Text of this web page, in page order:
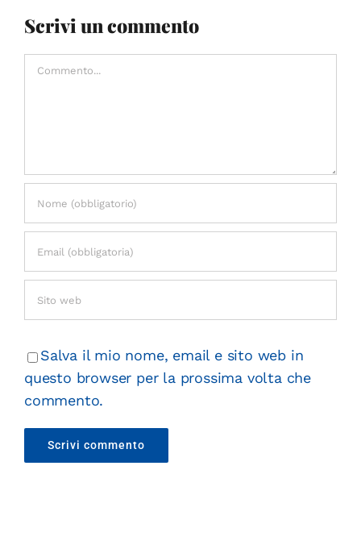
Scrivi un commento
Commento
Salva il mio nome, email e sito web in
questo browser per la prossima volta che
commento.